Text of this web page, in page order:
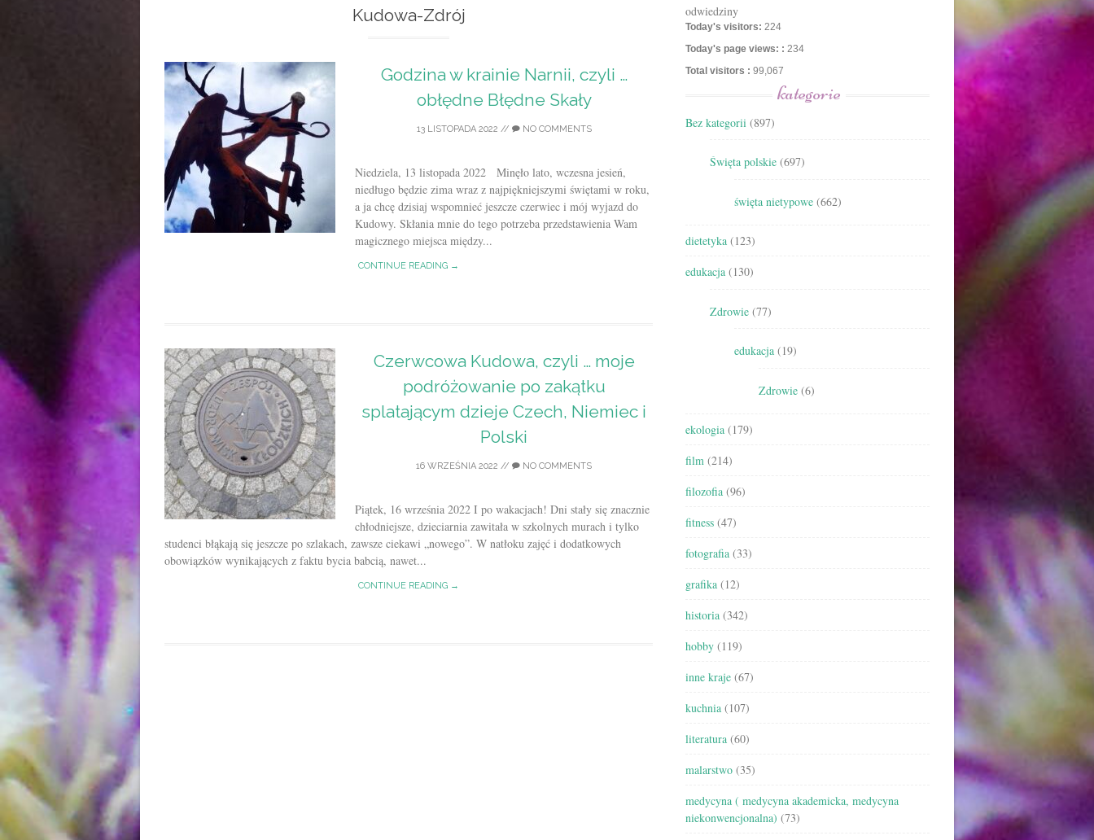
Kudowa-Zdrój
Godzina w krainie Narnii, czyli …
obłędne Błędne Skały
13 LISTOPADA 2022 // NO COMMENTS
Niedziela, 13 listopada 2022 Minęło lato, wczesna jesień,
niedługo będzie zima wraz z najpiękniejszymi świętami w roku,
a ja chcę dzisiaj wspomnieć jeszcze czerwiec i mój wyjazd do
Kudowy. Skłania mnie do tego potrzeba przedstawienia Wam
magicznego miejsca między...
CONTINUE READING →
Czerwcowa Kudowa, czyli … moje
podróżowanie po zakątku
splatającym dzieje Czech, Niemiec i
Polski
16 WRZEŚNIA 2022 // NO COMMENTS
Piątek, 16 września 2022 I po wakacjach! Dni stały się znacznie
chłodniejsze, dzieciarnia zawitała w szkolnych murach i tylko
studenci błąkają się jeszcze po szlakach, zawsze ciekawi „nowego”. W natłoku zajęć i dodatkowych
obowiązków wynikających z faktu bycia babcią, nawet...
CONTINUE READING →
odwiedziny
Today's visitors: 224
Today's page views: : 234
Total visitors : 99,067
kategorie
Bez kategorii (897)
Święta polskie (697)
święta nietypowe (662)
dietetyka (123)
edukacja (130)
Zdrowie (77)
edukacja (19)
Zdrowie (6)
ekologia (179)
film (214)
filozofia (96)
fitness (47)
fotografia (33)
grafika (12)
historia (342)
hobby (119)
inne kraje (67)
kuchnia (107)
literatura (60)
malarstwo (35)
medycyna ( medycyna akademicka, medycyna
niekonwencjonalna) (73)